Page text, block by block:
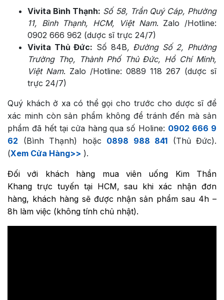
Vivita Bình Thạnh: Số 58, Trần Quý Cáp, Phường
11, Bình Thạnh, HCM, Việt Nam. Zalo /Hotline:
0902 666 962 (dược sĩ trực 24/7)
Vivita Thủ Đức: Số 84B, Đường Số 2, Phường
Trường Thọ, Thành Phố Thủ Đức, Hồ Chí Minh,
Việt Nam. Zalo /Hotline: 0889 118 267 (dược sĩ
trực 24/7)
Quý khách ở xa có thể gọi cho trước cho dược sĩ để
xác minh còn sản phẩm không để tránh đến mà sản
phẩm đã hết tại cửa hàng qua số Holine: 0902 666 9
62 (Bình Thạnh) hoặc 0898 988 841 (Thủ Đức).
(Xem Cửa Hàng>> ).
Đối với khách hàng mua viên uống Kim Thần
Khang trực tuyến tại HCM, sau khi xác nhận đơn
hàng, khách hàng sẽ được nhận sản phẩm sau 4h –
8h làm việc (không tính chủ nhật).